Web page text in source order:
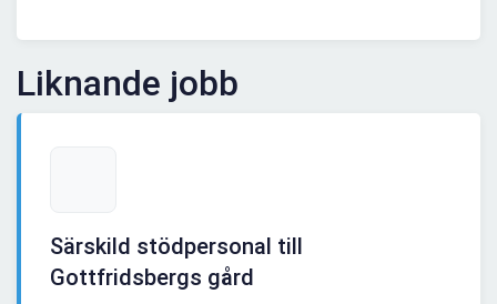
Liknande jobb
Särskild stödpersonal till
Gottfridsbergs gård